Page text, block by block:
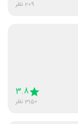
209 نظر
3.8
3150 نظر